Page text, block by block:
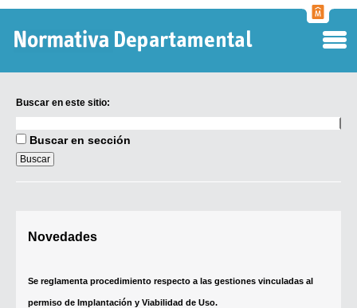
Buscar en este sitio:
en
sitio:
Buscar en sección
Novedades
Se reglamenta procedimiento respecto a las gestiones vinculadas al
permiso de Implantación y Viabilidad de Uso.